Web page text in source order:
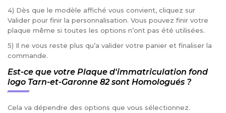
4) Dès que le modèle affiché vous convient, cliquez sur
Valider pour finir la personnalisation. Vous pouvez finir votre
plaque même si toutes les options n’ont pas été utilisées.
5) Il ne vous reste plus qu’a valider votre panier et finaliser la
commande.
Est-ce que votre Plaque d'immatriculation fond
logo Tarn-et-Garonne 82 sont Homologués ?
Cela va dépendre des options que vous sélectionnez.